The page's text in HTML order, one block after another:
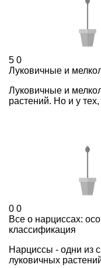
5 0
Луковичные и
Луковичные и
растений. Но и у
0 0
Все о нарциссах:
классификация
Нарциссы - одни из
луковичных